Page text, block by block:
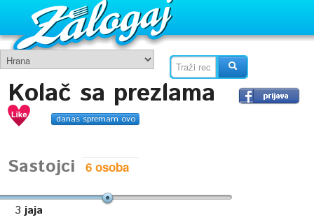
Kolač sa prezlama
danas spremam ovo
Sastojci
3 jaja